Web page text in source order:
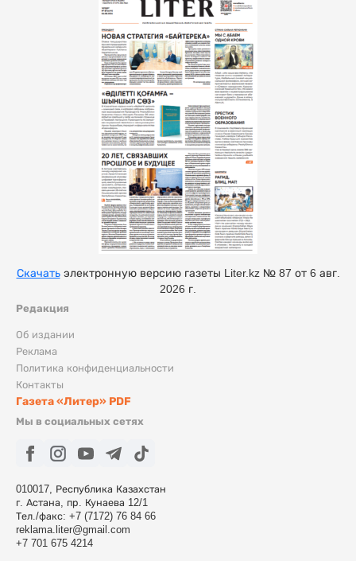
Редакция
Об издании
Реклама
Политика конфиденциальности
Контакты
Газета «Литер» PDF
Мы в социальных сетях
010017, Республика Казахстан
г. Астана, пр. Кунаева 12/1
Тел./факс: +7 (7172) 76 84 66
reklama.liter@gmail.com
+7 701 675 4214
Скачатьэлектронную версию газеты Liter.kz № 87 от 6 авг.
2026 г.